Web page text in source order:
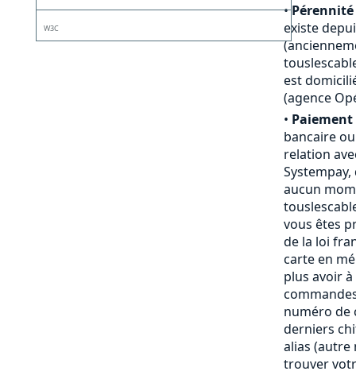
•
existe
est
(agence
• Paiement
bancaire
relation
aucun
vous êtes
de la loi
carte en
plus avoir
numéro de
derniers
alias (autre
trouver
W3C